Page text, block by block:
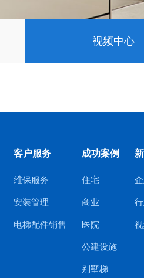
视频中心
客户服务
维保服务
安装管理
电梯配件销售
成功案例
住宅
商业
医院
公建设施
别墅梯